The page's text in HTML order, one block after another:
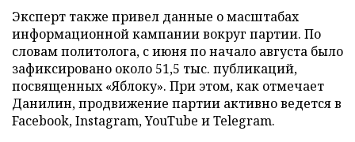
Эксперт также привел данные о масштабах
информационной кампании вокруг партии. По
словам политолога, с июня по начало августа было
зафиксировано около 51,5 тыс. публикаций,
посвященных «Яблоку». При этом, как отмечает
Данилин, продвижение партии активно ведется в
Facebook, Instagram, YouTube и Telegram.